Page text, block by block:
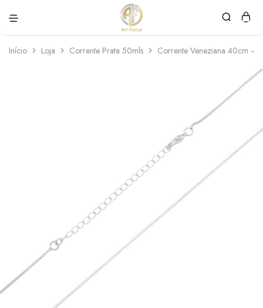
Force
personalizadas
Início Loja Corrente Prata 50mls Corrente Veneziana 40cm –